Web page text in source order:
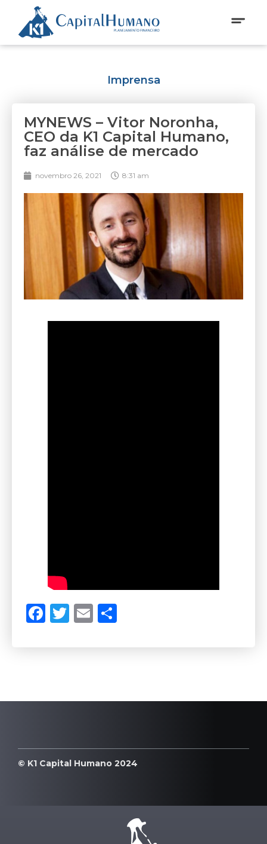
Imprensa
MYNEWS – Vitor Noronha,
CEO da K1 Capital Humano,
faz análise de mercado
novembro 26, 2021 8:31 am
Facebook
Twitter
Email
© K1 Capital Humano 2024